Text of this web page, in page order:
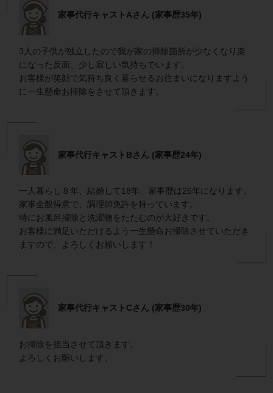
家事代行キャストAさん (家事歴35年)
3人の子供が独立したので我が家の掃除箇所が少なくなり楽
になった反面、少し寂しい気持ちでいます。
お客様が笑顔で気持ち良く暮らせるお住まいになりますよう
に一生懸命お掃除をさせて頂きます。
家事代行キャストBさん (家事歴24年)
一人暮らし８年、結婚して18年、家事歴は26年になります。
家事全般得意で、調理師免許を持っています。
特にお風呂掃除と洗濯物をたたむのが大好きです。
お客様に満足いただけるよう一生懸命お掃除させていただき
ますので、よろしくお願いします！
家事代行キャストCさん (家事歴30年)
お掃除を担当させて頂きます。
よろしくお願いします。